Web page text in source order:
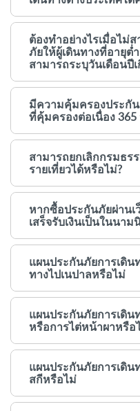
ต้องทำอย่างไรเมื่อไม่
ภัยให้ผู้เดินทางที่อายุต่
สามารถระบุวันเดือนปี
มีความคุ้มครองประกั
ที่คุ้มครองต่อเนื่อง
สามารถยกเลิกกรมธร
รายเที่ยวได้หรือไม่?
หากซื้อประกันภัยผ่าน
เสร็จรับเงินเป็นในนา
แผนประกันภัยการเดิน
ทางไปเนปาลหรือไม่
แผนประกันภัยการเดิน
หรือการไต่หน้าผาหรือ
แผนประกันภัยการเดิน
สกีหรือไม่